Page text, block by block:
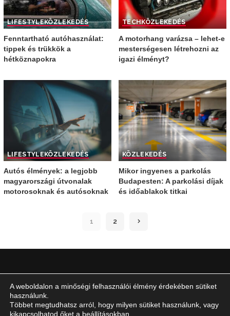
LIFESTYLEKÖZLEKEDÉS
Fenntartható autóhasználat:
tippek és trükkök a
hétköznapokra
TECHKÖZLEKEDÉS
A motorhang varázsa – lehet-e
mesterségesen létrehozni az
igazi élményt?
LIFESTYLEKÖZLEKEDÉS
Autós élmények: a legjobb
magyarországi útvonalak
motorosoknak és autósoknak
KÖZLEKEDÉS
Mikor ingyenes a parkolás
Budapesten: A parkolási díjak
és időablakok titkai
1 2
IMPRESSZUM
A weboldalon a minőségi felhasználói élmény érdekében sütiket
használunk.
Többet megtudhatsz arról, hogy milyen sütiket használunk, vagy
kikapcsolhatod őket a beállításokban